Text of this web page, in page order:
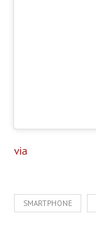
via
SMARTPHONE